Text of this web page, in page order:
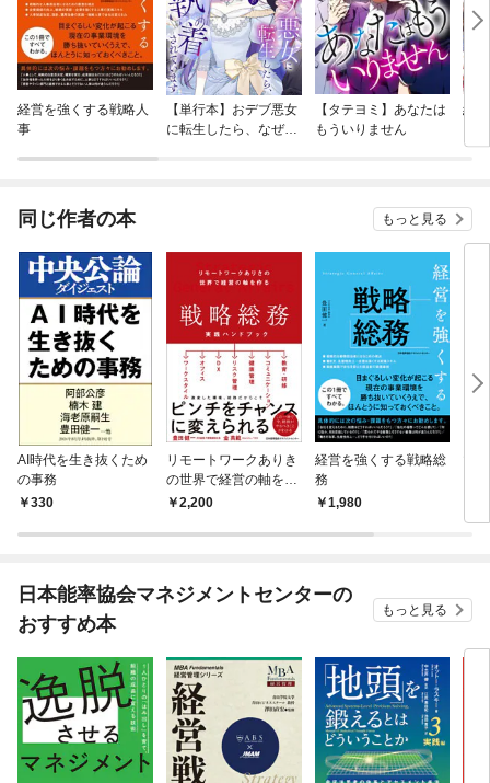
経営を強くする戦略人
事
【単行本】おデブ悪女
に転生したら、なぜか
【タテヨミ】あなたは
もういりません
結
同じ作者の本 もっと見る
AI時代を生き抜くため
の事務
330
リモートワークありき
の世界で経営の軸を作
る 戦略総務 実践ハン
2,200
経営を強くする戦略総
務
1,980
日本能率協会マネジメントセンターの
おすすめ本
もっと見る